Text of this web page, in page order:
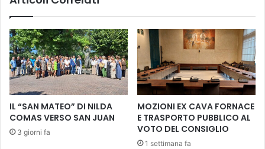
t
t
à
c
o
n
"
S
U
e
v
a
p
e
r
f
o
r
m
IL “SAN MATEO” DI NILDA
COMAS VERSO SAN JUAN
3 giorni fa
MOZIONI EX CAVA FORNACE
E TRASPORTO PUBBLICO AL
VOTO DEL CONSIGLIO
1 settimana fa